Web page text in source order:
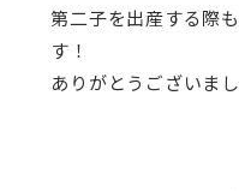
第二子を出産する際
す！
ありがとうございまし